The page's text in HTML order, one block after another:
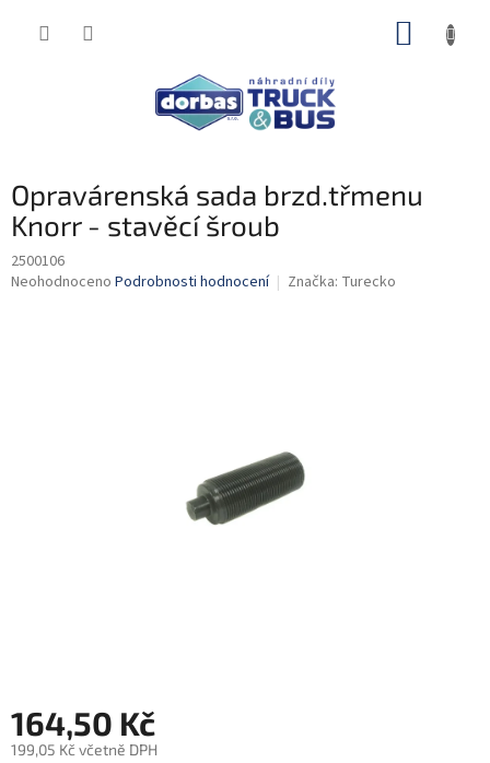
Opravárenská sada brzd.třmenu
Knorr - stavěcí šroub
2500106
Průměrné
Neohodnoceno Podrobnosti hodnocení Značka: Turecko
164,50 Kč
199,05 Kč včetně DPH